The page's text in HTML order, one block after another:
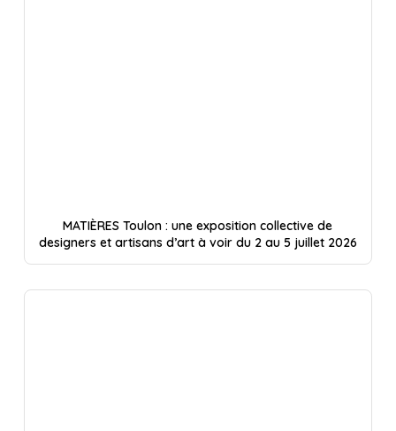
MATIÈRES Toulon : une exposition collective de
designers et artisans d’art à voir du 2 au 5 juillet 2026